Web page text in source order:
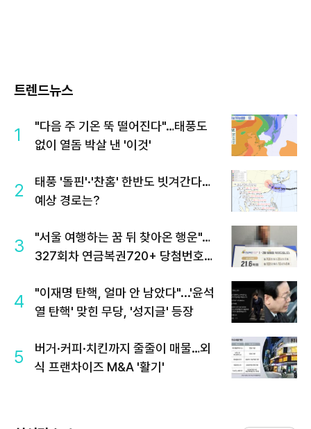
트렌드뉴스
1
"다음 주 기온 뚝 떨어진다"…태풍도
없이 열돔 박살 낸 '이것'
2
태풍 '돌핀'·'찬홈' 한반도 빗겨간다…
예상 경로는?
3
"서울 여행하는 꿈 뒤 찾아온 행운"…
327회차 연금복권720+ 당첨번호조
4
"이재명 탄핵, 얼마 안 남았다"...'윤석
열 탄핵' 맞힌 무당, '성지글' 등장
5
버거·커피·치킨까지 줄줄이 매물…외
식 프랜차이즈 M&A '활기'